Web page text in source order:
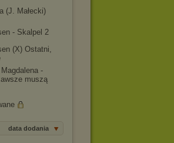
(J. Małecki)
- Skalpel 2
(X) Ostatni,
-
muszą
data dodania